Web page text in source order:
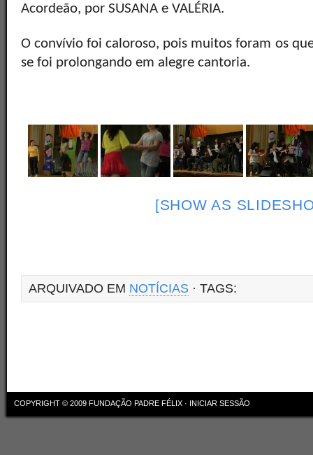
Acordeão, por SUSANA e VALÉRIA.
O convívio foi caloroso, pois muitos foram os
se foi prolongando em alegre cantoria.
[SHOW AS
ARQUIVADO EM NOTÍCIAS · TAGS:
COPYRIGHT © 2009 FUNDAÇÃO PADRE FÉLIX · INICIAR SESSÃO